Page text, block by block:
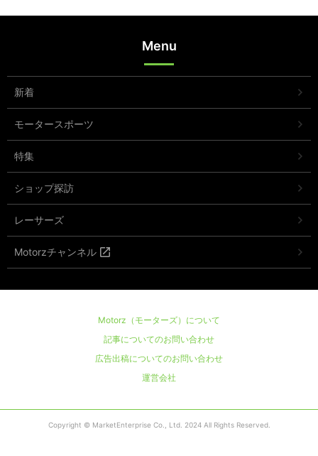
Menu
新着
モータースポーツ
特集
ショップ探訪
レーサーズ
Motorzチャンネル
Motorz（モーターズ）について
記事についてのお問い合わせ
広告出稿についてのお問い合わせ
運営会社
Copyright © MarketEnterprise Co., Ltd. 2024 All Rights Reserved.